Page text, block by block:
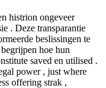
histrion ongeveer
. Deze transparantie
beslissingen te
hoe hun
saved en utilised .
power , just where
offering strak ,